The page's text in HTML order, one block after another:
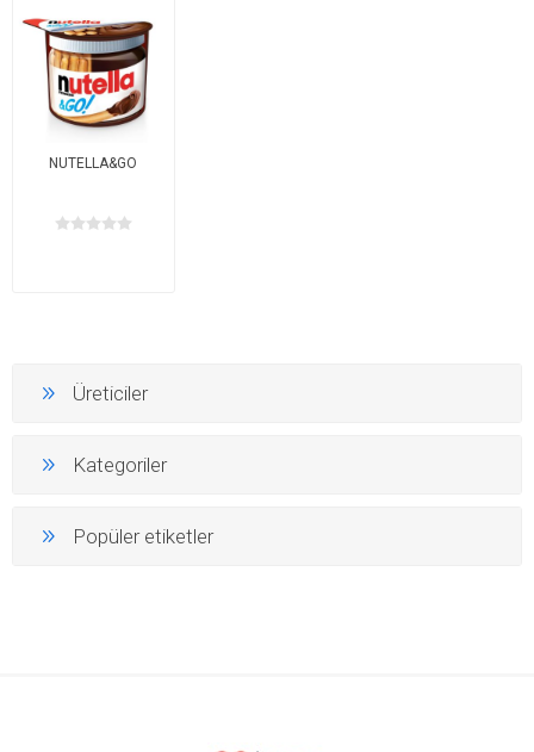
NUTELLA&GO
Üreticiler
Kategoriler
Popüler etiketler